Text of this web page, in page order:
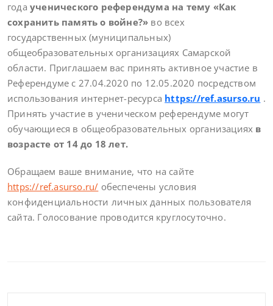
года ученического референдума на тему «Как
сохранить память о войне?» во всех
государственных (муниципальных)
общеобразовательных организациях Самарской
области. Приглашаем вас принять активное участие в
Референдуме с 27.04.2020 по 12.05.2020 посредством
использования интернет-ресурса https://ref.asurso.ru .
Принять участие в ученическом референдуме могут
обучающиеся в общеобразовательных организациях в
возрасте от 14 до 18 лет.
Обращаем ваше внимание, что на сайте
https://ref.asurso.ru/ обеспечены условия
конфиденциальности личных данных пользователя
сайта. Голосование проводится круглосуточно.